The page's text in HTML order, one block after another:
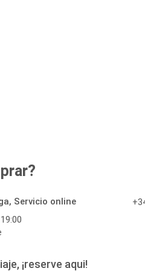
Servicio online
¡reserve aqui!